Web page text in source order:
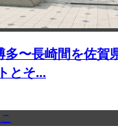
多〜長崎間を佐賀
とそ...